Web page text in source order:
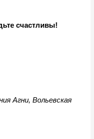
счастливы!
Агни, Вольевская